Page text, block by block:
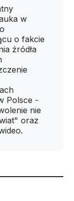
w
o fakcie
źródła
Polsce -
nie
oraz